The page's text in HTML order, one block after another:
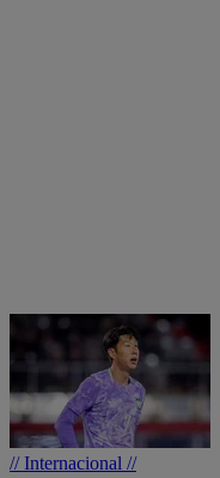
// Internacional //